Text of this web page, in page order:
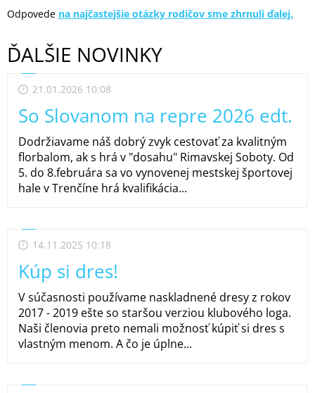
Odpovede na najčastejšie otázky rodičov sme zhrnuli ďalej.
ĎALŠIE NOVINKY
21.01.2026 10:08
So Slovanom na repre 2026 edt.
Dodržiavame náš dobrý zvyk cestovať za kvalitným
florbalom, ak s hrá v "dosahu" Rimavskej Soboty. Od
5. do 8.februára sa vo vynovenej mestskej športovej
hale v Trenčíne hrá kvalifikácia...
14.11.2025 10:18
Kúp si dres!
V súčasnosti používame naskladnené dresy z rokov
2017 - 2019 ešte so staršou verziou klubového loga.
Naši členovia preto nemali možnosť kúpiť si dres s
vlastným menom. A čo je úplne...